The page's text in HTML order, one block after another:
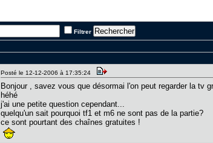
Filtrer
Posté le 12-12-2006 à 17:35:24
Bonjour , savez vous que désormai l'on peut regarder la tv
héhé
j'ai une petite question cependant...
quelqu'un sait pourquoi tf1 et m6 ne sont pas de la partie?
ce sont pourtant des chaînes gratuites !